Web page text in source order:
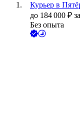
Курьер в
до 184 000 ₽
Без опыта